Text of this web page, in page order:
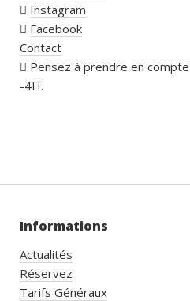
Instagram
Facebook
Contact
Pensez à prendre en
-4H.
Informations
Actualités
Réservez
Tarifs Généraux